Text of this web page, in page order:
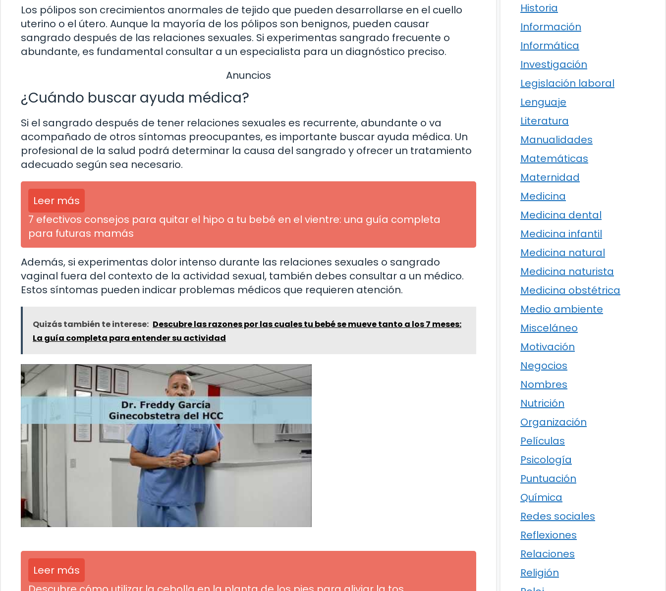
Los pólipos son crecimientos anormales de tejido que pueden desarrollarse en el cuello
uterino o el útero. Aunque la mayoría de los pólipos son benignos, pueden causar
sangrado después de las relaciones sexuales. Si experimentas sangrado frecuente o
abundante, es fundamental consultar a un especialista para un diagnóstico preciso.
Anuncios
¿Cuándo buscar ayuda médica?
Si el sangrado después de tener relaciones sexuales es recurrente, abundante o va
acompañado de otros síntomas preocupantes, es importante buscar ayuda médica. Un
profesional de la salud podrá determinar la causa del sangrado y ofrecer un tratamiento
adecuado según sea necesario.
Leer más
7 efectivos consejos para quitar el hipo a tu bebé en el vientre: una guía completa
para futuras mamás
Además, si experimentas dolor intenso durante las relaciones sexuales o sangrado
vaginal fuera del contexto de la actividad sexual, también debes consultar a un médico.
Estos síntomas pueden indicar problemas médicos que requieren atención.
Quizás también te interese: Descubre las razones por las cuales tu bebé se mueve tanto a los 7 meses:
La guía completa para entender su actividad
Leer más
Historia
Información
Informática
Investigación
Legislación laboral
Lenguaje
Literatura
Manualidades
Matemáticas
Maternidad
Medicina
Medicina dental
Medicina infantil
Medicina natural
Medicina naturista
Medicina obstétrica
Medio ambiente
Misceláneo
Motivación
Negocios
Nombres
Nutrición
Organización
Películas
Psicología
Puntuación
Química
Redes sociales
Reflexiones
Relaciones
Religión